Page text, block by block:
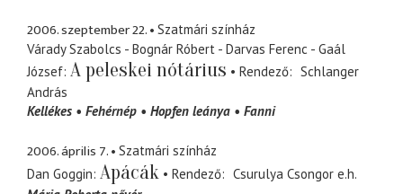
2006. szeptember 22.
Szatmári színház
Várady Szabolcs - Bognár Róbert - Darvas Ferenc - Gaál
József A peleskei nótárius Rendező
Schlanger
András
Kellékes
Fehérnép Hopfen leánya Fanni
2006. április 7.
Szatmári színház
Dan Goggin Apácák Rendező Csurulya Csongor e.h.